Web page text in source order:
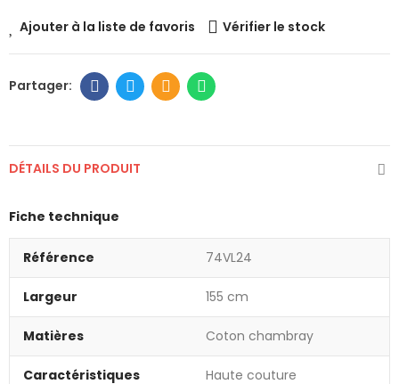
Ajouter à la liste de favoris Vérifier le stock
DÉTAILS DU PRODUIT
Fiche technique
Référence 74VL24
Largeur 155 cm
Matières Coton chambray
Caractéristiques Haute couture